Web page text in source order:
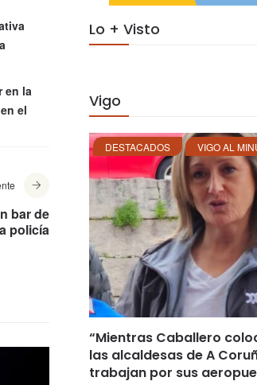
en la
el
bar de
policía
Lo + Visto
Vigo
DESTACADOS VIGO AL
“Mientras Caballero
las alcaldesas de A
trabajan por sus